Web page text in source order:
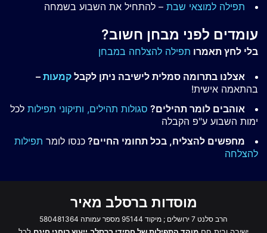
תפילה למוצאי שבת – להתחיל את השבוע בשמחה
עומדים לפני מבחן חשוב?
בלי לחץ תאמרו תפילה להצלחה במבחן
אצלנו בתרומה סמלית לישיבה ניתן לקבל קמעות –
בהתאמה אישית!
אוהבים לומר תהילים? סגולות תהילים, ותיקוני תפילות לכל
ימות השבוע ע"פ הקבלה
מחפשים להצליח, בכל תחומי החיים? כנסו לומר תפילות
להצלחה
מוסדות ברסלב מאיר
הרב סלנט 7 ירושלים ; מיקוד 95144 מספר עמותה 580481364